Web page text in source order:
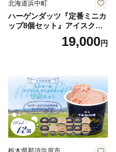
北海道浜中町
ハーゲンダッツ『定番ミニカ
ップ8個セット』アイスクリ
ーム アイス スイーツ デザー
19,000円